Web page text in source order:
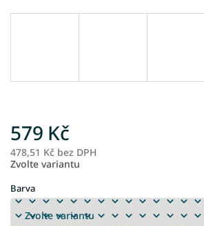
579 Kč
478,51 Kč bez DPH
Zvolte variantu
Barva